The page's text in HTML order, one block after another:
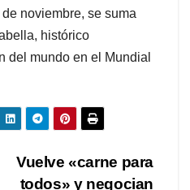
noviembre, se suma
histórico
del mundo en el Mundial
Vuelve «carne para
todos» y negocian